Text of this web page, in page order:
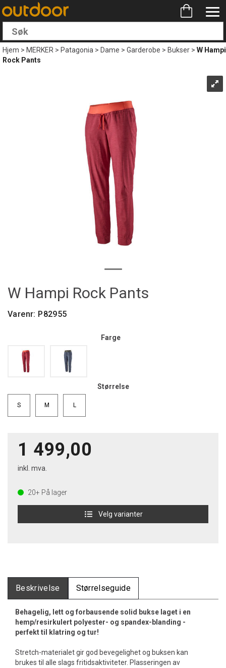
Hjem>MERKER>Patagonia>Dame>Garderobe>Bukser>W Hampi
Rock Pants
W Hampi Rock Pants
Varenr: P82955
Farge
Størrelse
S M L
1 499,00
inkl. mva.
20+ På lager
Velg varianter
Beskrivelse Størrelseguide
Behagelig, lett og forbausende solid bukse laget i en
hemp/resirkulert polyester- og spandex-blanding -
perfekt til klatring og tur!
Stretch-materialet gir god bevegelighet og buksen kan
brukes til alle slags fritidsaktiviteter. Plasseringen av